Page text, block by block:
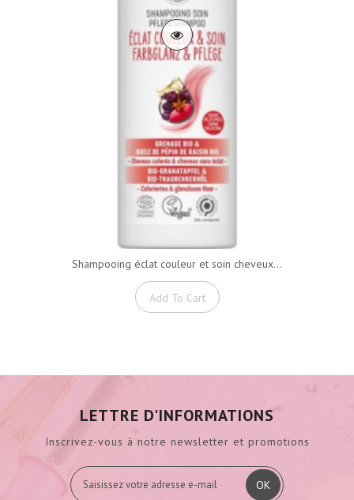
Shampooing éclat couleur et soin cheveux...
Add To Cart
LETTRE D'INFORMATIONS
Inscrivez-vous à notre newsletter et promotions
OK